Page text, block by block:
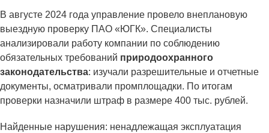
В августе 2024 года управление провело внеплановую
выездную проверку ПАО «ЮГК». Специалисты
анализировали работу компании по соблюдению
обязательных требований природоохранного
законодательства: изучали разрешительные и отчетные
документы, осматривали промплощадки. По итогам
проверки назначили штраф в размере 400 тыс. рублей.
Найденные нарушения: ненадлежащая эксплуатация